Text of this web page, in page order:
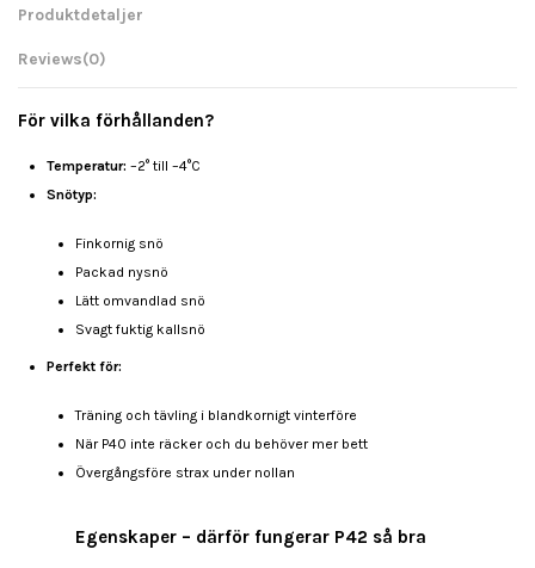
Produktdetaljer
Reviews(0)
För vilka förhållanden?
Temperatur: –2° till –4°C
Snötyp:
Finkornig snö
Packad nysnö
Lätt omvandlad snö
Svagt fuktig kallsnö
Perfekt för:
Träning och tävling i blandkornigt vinterföre
När P40 inte räcker och du behöver mer bett
Övergångsföre strax under nollan
Egenskaper – därför fungerar P42 så bra